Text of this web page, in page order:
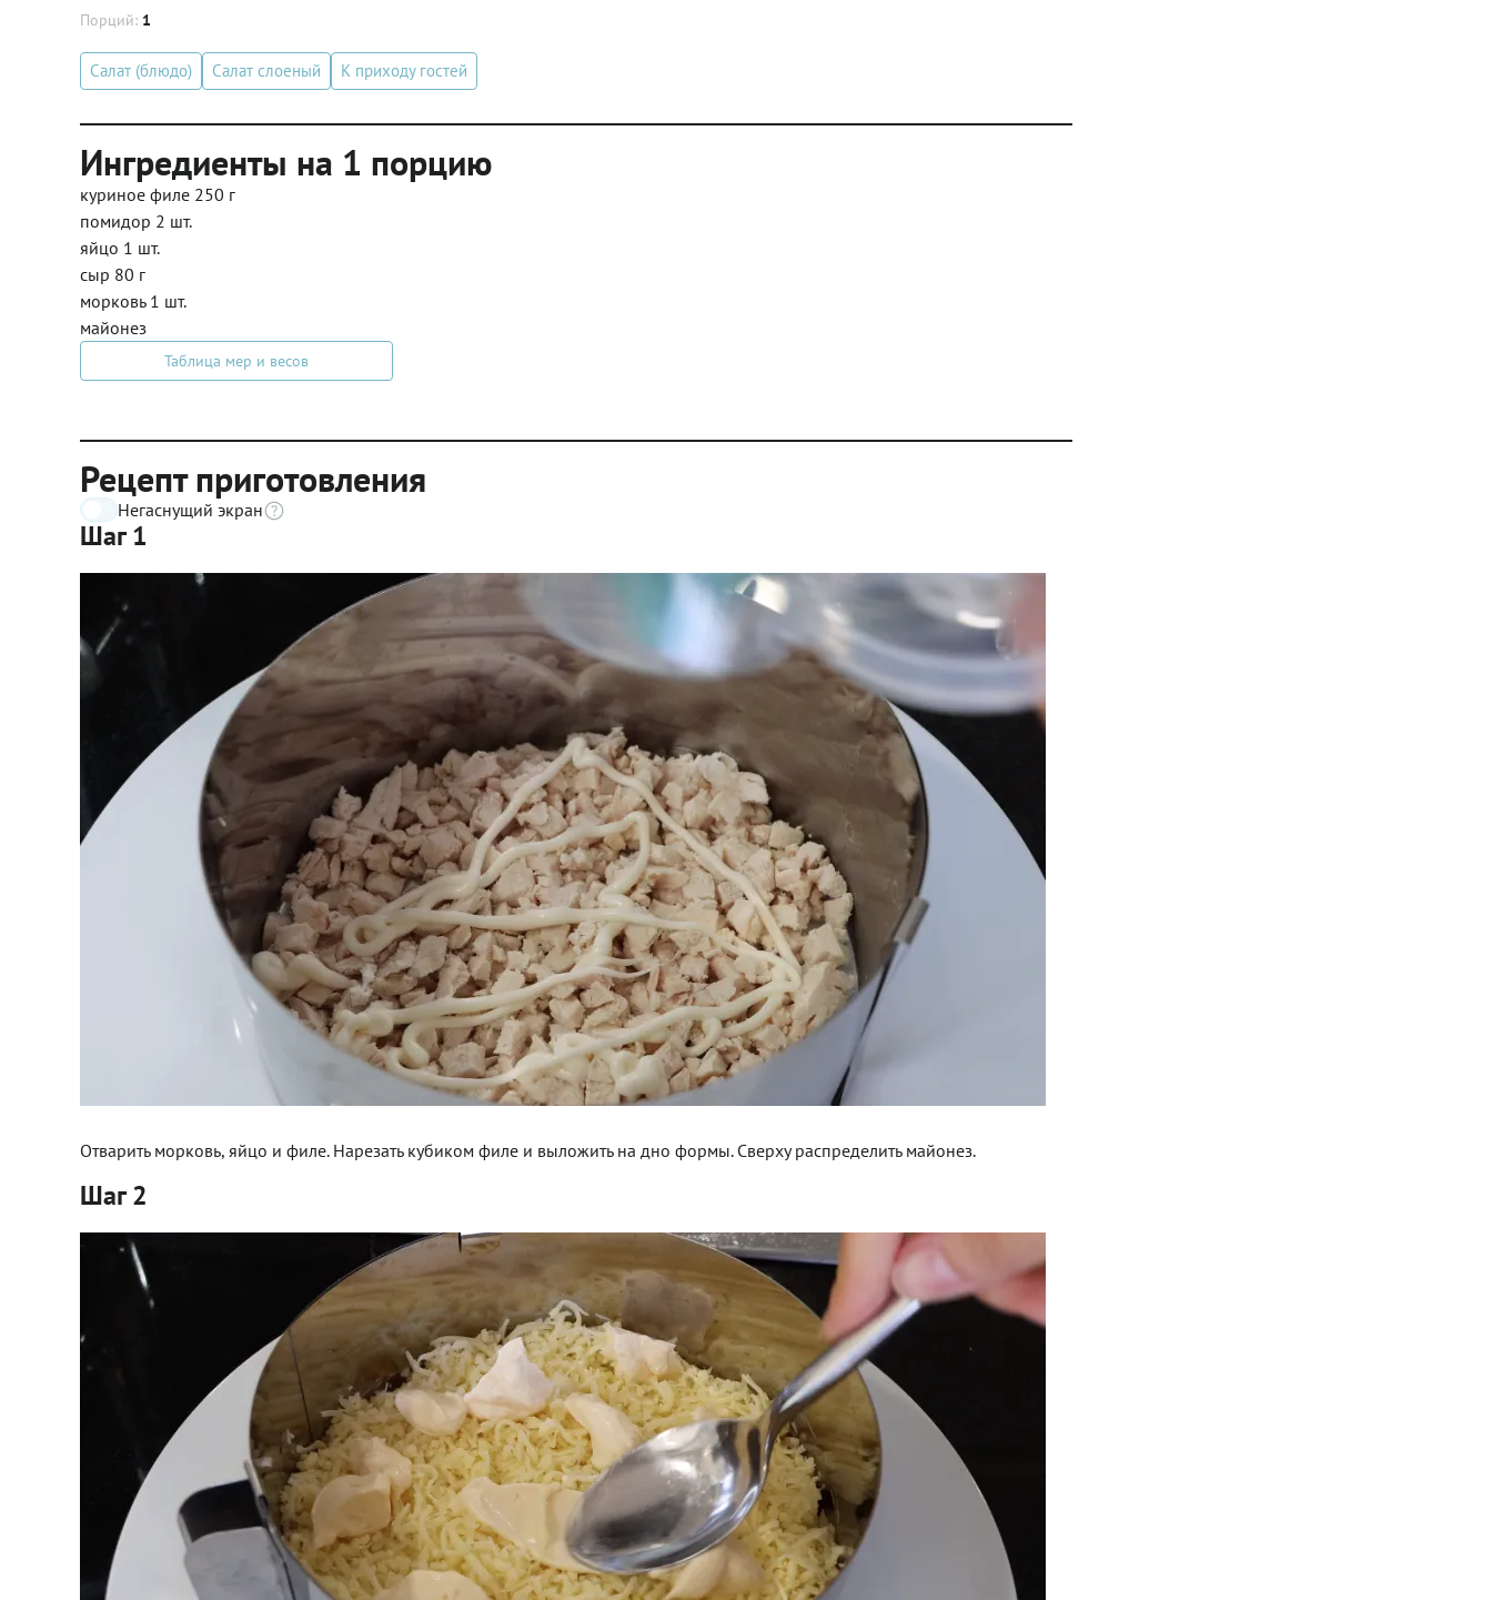
Порций: 1
Салат (блюдо) Салат слоеный К приходу гостей
Ингредиенты на 1 порцию
куриное филе 250 г
помидор 2 шт.
яйцо 1 шт.
сыр 80 г
морковь 1 шт.
майонез
Таблица мер и весов
Рецепт приготовления
Негаснущий экран
Шаг 1
Отварить морковь, яйцо и филе. Нарезать кубиком филе и выложить на дно формы. Сверху распределить майонез.
Шаг 2